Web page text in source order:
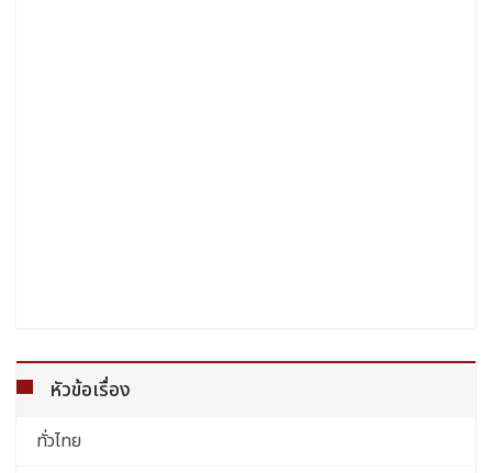
หัวข้อเรื่อง
ทั่วไทย